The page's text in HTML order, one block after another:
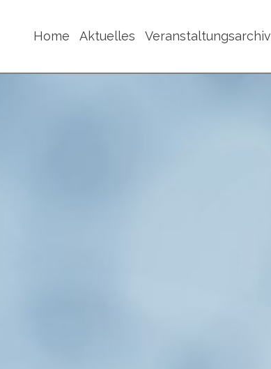
Home Aktuelles Veranstaltungsarchiv